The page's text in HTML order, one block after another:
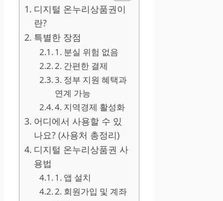
디지털 온누리상품권이
란?
특별한 장점
1. 분실 위험 없음
2. 간편한 결제
3. 정부 지원 혜택과
연계 가능
4. 지역경제 활성화
어디에서 사용할 수 있
나요? (사용처 총정리)
디지털 온누리상품권 사
용법
1. 앱 설치
2. 회원가입 및 계좌